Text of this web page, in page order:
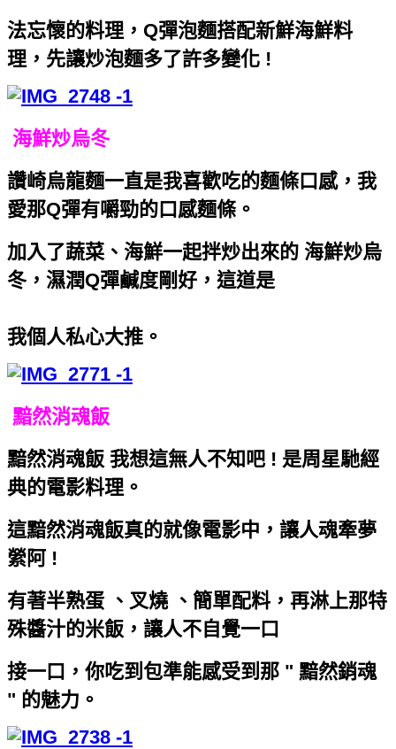
法忘懷的料理， Q彈泡麵搭配新鮮海鮮料
理，先讓炒泡麵多了許多變化 !
海鮮炒烏冬
讚崎烏龍麵一直是我喜歡吃的麵條口感，我
愛那Q彈有嚼勁的口感麵條。
加入了蔬菜、海鮮一起拌炒出來的 海鮮炒烏
冬，濕潤Q彈鹹度剛好，這道是
我個人私心大推。
黯然消魂飯
黯然消魂飯 我想這無人不知吧 ! 是周星馳經
典的電影料理。
這黯然消魂飯真的就像電影中，讓人魂牽夢
縈阿 !
有著半熟蛋 、叉燒 、簡單配料，再淋上那特
殊醬汁的米飯，讓人不自覺一口
接一口，你吃到包準能感受到那 " 黯然銷魂
" 的魅力。